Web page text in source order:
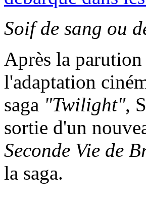
Soif de sang ou
Après la parution
l'adaptation
saga "Twilight",
sortie d'un
Seconde Vie de
la saga.